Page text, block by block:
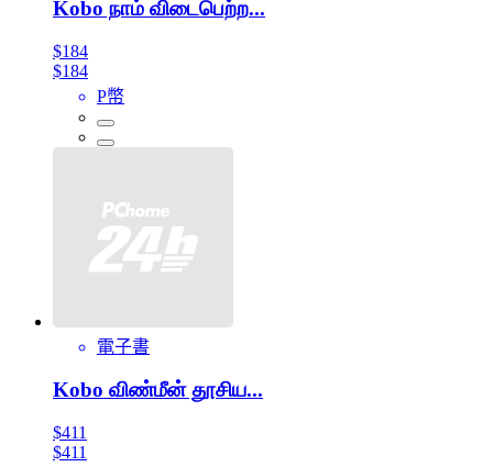
Kobo நாம் விடைபெற்ற...
$184
$184
P幣
電子書
Kobo விண்மீன் தூசிய...
$411
$411